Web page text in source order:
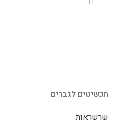
תכשיטים לגברים
שרשראות